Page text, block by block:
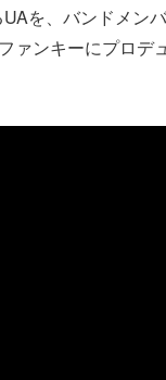
を、バンドメン
ァンキーにプロデ